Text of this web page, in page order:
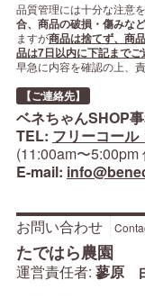
品質管理には十分な注意
合、商品の破損・傷みな
ますが商品は捨てず、商
品は7日以内に下記までご
早急に内容を確認の上、
【ご連絡先】
ベネちゃんSHOP
TEL: フリーコール
(11:00am〜5:00pm
E-mail:
お問い合わせ
たではら農園
運営責任者: 蓼原